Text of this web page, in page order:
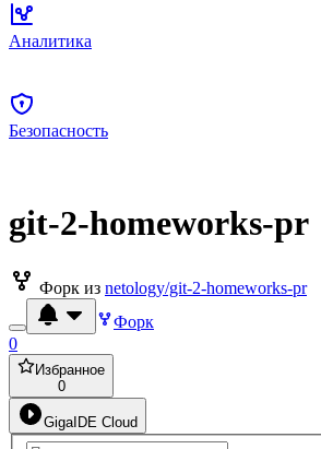
Аналитика
Безопасность
git-2-homeworks-pr
Форк из netology/git-2-homeworks-pr
Форк
0
Избранное
0
GigaIDE Cloud